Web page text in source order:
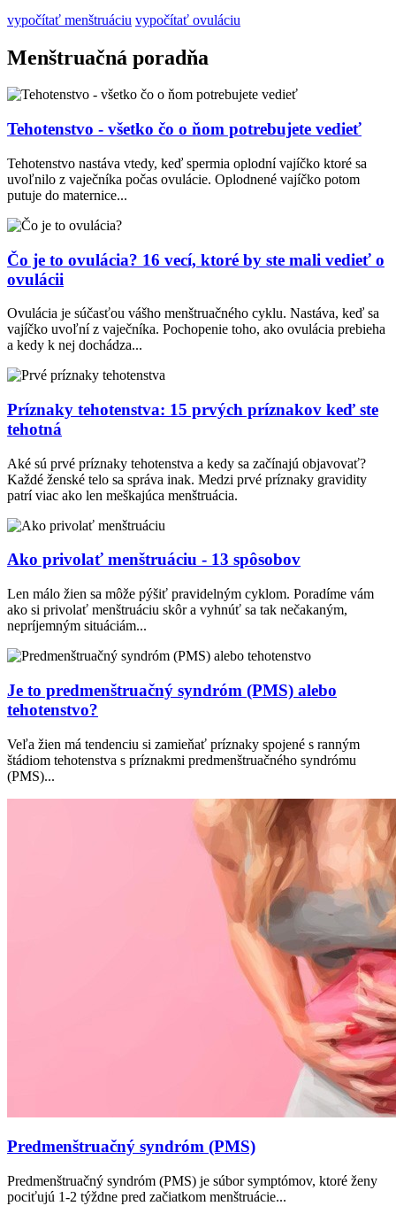
vypočítať menštruáciu vypočítať ovuláciu
Menštruačná poradňa
Tehotenstvo - všetko čo o ňom potrebujete vedieť
Tehotenstvo nastáva vtedy, keď spermia oplodní vajíčko ktoré sa
uvoľnilo z vaječníka počas ovulácie. Oplodnené vajíčko potom
putuje do maternice...
Čo je to ovulácia? 16 vecí, ktoré by ste mali vedieť o
ovulácii
Ovulácia je súčasťou vášho menštruačného cyklu. Nastáva, keď sa
vajíčko uvoľní z vaječníka. Pochopenie toho, ako ovulácia prebieha
a kedy k nej dochádza...
Príznaky tehotenstva: 15 prvých príznakov keď ste
tehotná
Aké sú prvé príznaky tehotenstva a kedy sa začínajú objavovať?
Každé ženské telo sa správa inak. Medzi prvé príznaky gravidity
patrí viac ako len meškajúca menštruácia.
Ako privolať menštruáciu - 13 spôsobov
Len málo žien sa môže pýšiť pravidelným cyklom. Poradíme vám
ako si privolať menštruáciu skôr a vyhnúť sa tak nečakaným,
nepríjemným situáciám...
Je to predmenštruačný syndróm (PMS) alebo
tehotenstvo?
Veľa žien má tendenciu si zamieňať príznaky spojené s ranným
štádiom tehotenstva s príznakmi predmenštruačného syndrómu
(PMS)...
Predmenštruačný syndróm (PMS)
Predmenštruačný syndróm (PMS) je súbor symptómov, ktoré ženy
pociťujú 1-2 týždne pred začiatkom menštruácie...